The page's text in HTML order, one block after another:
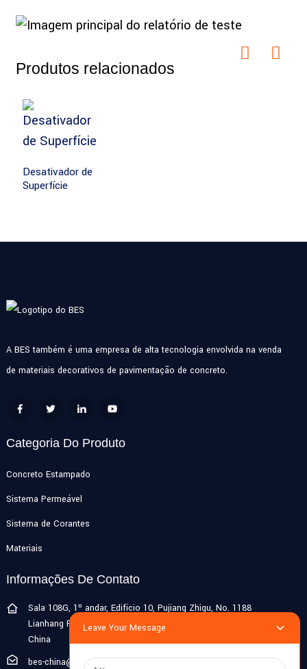
Produtos relacionados
Desativador de
Superfície
A BES também é uma empresa de alta tecnologia envolvida na venda
de materiais decorativos de pavimentação de concreto.
Categoria Do Produto
Concreto Estampado
Sistema Permeável
Sistema de Corantes
Materiais
Informações De Contato
Sala 108G, 1º andar, Edifício 10, Pujiang Zhigu, No. 1188
Lianhang Road, cidade de Pujiang, distrito de Minhang, Xangai,
China
bes-china@besdeconcrete.com
Leave Your Message